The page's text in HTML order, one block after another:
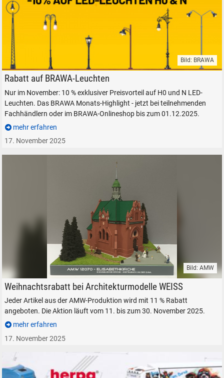
BRAWA LED Leuchten H0 N Laternen Rabatt November 2025
Bild: BRAWA
Rabatt auf BRAWA-Leuchten
Nur im November: 10 % exklusiver Preisvorteil auf H0 und N LED-
Leuchten. Das BRAWA Monats-Highlight - jetzt bei teilnehmenden
Fachhändlern oder im BRAWA-Onlineshop bis zum 01.12.2025.
mehr erfahren
17. November 2025
Architekturmodelle WEISS Gebäude Modelle AMW Elisabethkirche
Bild: AMW
Weihnachtsrabatt bei Architekturmodelle WEISS
Jeder Artikel aus der AMW-Produktion wird mit 11 % Rabatt
angeboten. Die Aktion läuft vom 11. bis zum 30. November 2025.
mehr erfahren
17. November 2025